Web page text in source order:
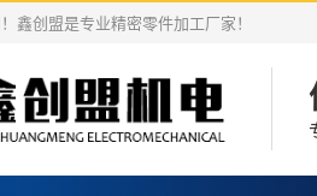
鑫创盟是专业精密零件加工厂家！